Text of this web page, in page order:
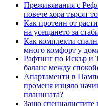
Преживявания с
повече хора търсят
Как протеин от
на усещането за
Как комплекти
много комфорт у
Рафтинг по Искър и
баланс между
Апартаменти в
променя изцяло
планината?
Защо специалистите